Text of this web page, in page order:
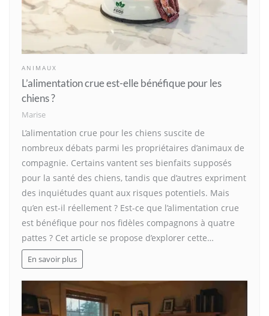
ANIMAUX
L’alimentation crue est-elle bénéfique pour les
chiens ?
Marise
L’alimentation crue pour les chiens suscite de
nombreux débats parmi les propriétaires d’animaux de
compagnie. Certains vantent ses bienfaits supposés
pour la santé des chiens, tandis que d’autres expriment
des inquiétudes quant aux risques potentiels. Mais
qu’en est-il réellement ? Est-ce que l’alimentation crue
est bénéfique pour nos fidèles compagnons à quatre
pattes ? Cet article se propose d’explorer cette…
En savoir plus